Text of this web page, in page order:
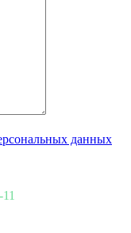
данных